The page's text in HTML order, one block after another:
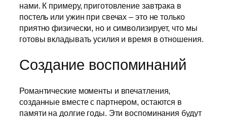
нами. К примеру, приготовление завтрака в
постель или ужин при свечах – это не только
приятно физически, но и символизирует, что мы
готовы вкладывать усилия и время в отношения.
Создание воспоминаний
Романтические моменты и впечатления,
созданные вместе с партнером, остаются в
памяти на долгие годы. Эти воспоминания будут